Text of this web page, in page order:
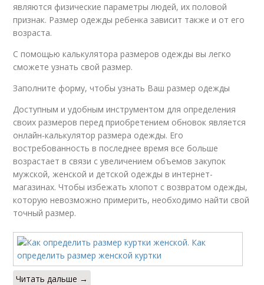
являются физические параметры людей, их половой
признак. Размер одежды ребенка зависит также и от его
возраста.
С помощью калькулятора размеров одежды вы легко
сможете узнать свой размер.
Заполните форму, чтобы узнать Ваш размер одежды
Доступным и удобным инструментом для определения
своих размеров перед приобретением обновок является
онлайн-калькулятор размера одежды. Его
востребованность в последнее время все больше
возрастает в связи с увеличением объемов закупок
мужской, женской и детской одежды в интернет-
магазинах. Чтобы избежать хлопот с возвратом одежды,
которую невозможно примерить, необходимо найти свой
точный размер.
Читать дальше →